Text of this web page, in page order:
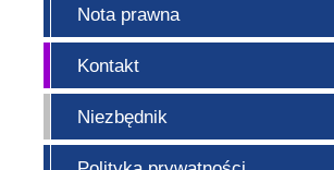
Nota prawna
Kontakt
Niezbędnik